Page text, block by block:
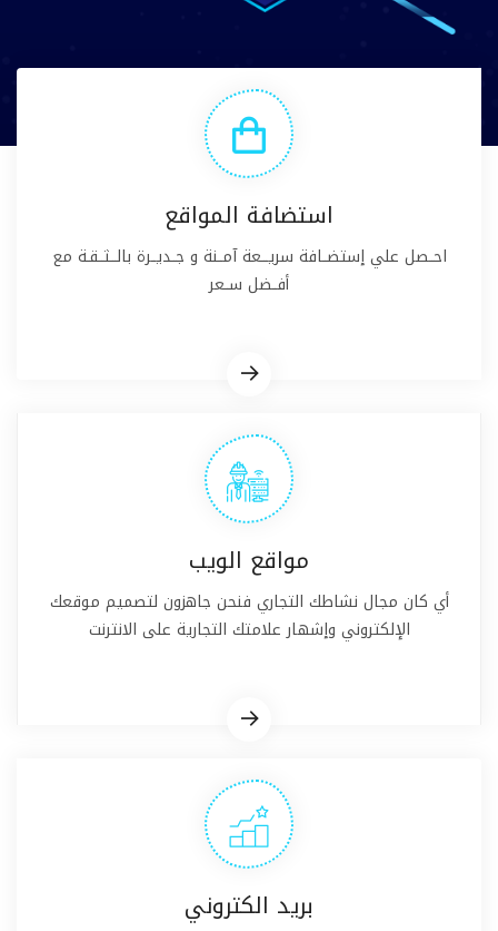
استضافة المواقع
احــصل علي إستضــافة سريـــعة آمــنة و جــديــرة بالـــثــقـة مع
أفــضل ســعر
مواقع الويب
أي كان مجال نشاطك التجاري فنحن جاهزون لتصميم موقعك
الإلكتروني وإشهار علامتك التجارية على الانترنت
بريد الكتروني